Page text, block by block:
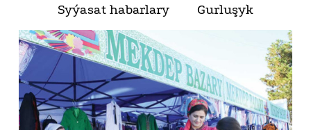
Syýasat habarlary
Gurluşyk